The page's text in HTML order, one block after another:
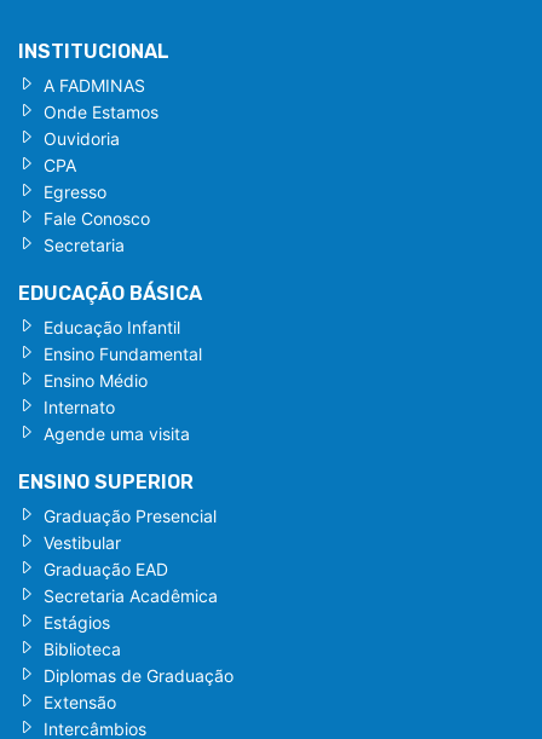
INSTITUCIONAL
A FADMINAS
Onde Estamos
Ouvidoria
CPA
Egresso
Fale Conosco
Secretaria
EDUCAÇÃO BÁSICA
Educação Infantil
Ensino Fundamental
Ensino Médio
Internato
Agende uma visita
ENSINO SUPERIOR
Graduação Presencial
Vestibular
Graduação EAD
Secretaria Acadêmica
Estágios
Biblioteca
Diplomas de Graduação
Extensão
Intercâmbios